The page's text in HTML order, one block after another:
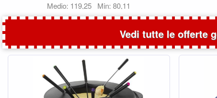
Medio: 119,25 Min: 80,11
Vedi tutte le offerte